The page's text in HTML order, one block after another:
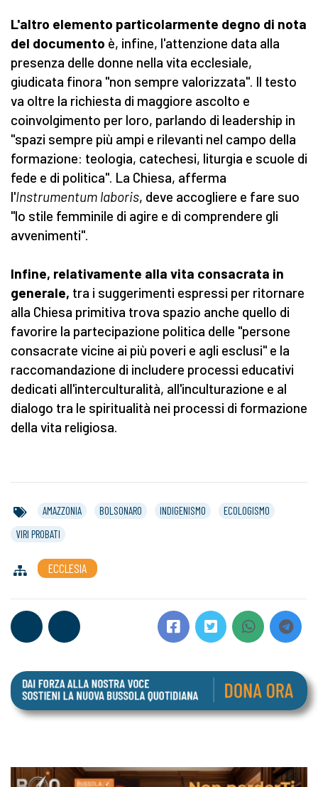
L'altro elemento particolarmente degno di nota
del documento è, infine, l'attenzione data alla
presenza delle donne nella vita ecclesiale,
giudicata finora "non sempre valorizzata". Il testo
va oltre la richiesta di maggiore ascolto e
coinvolgimento per loro, parlando di leadership in
"spazi sempre più ampi e rilevanti nel campo della
formazione: teologia, catechesi, liturgia e scuole di
fede e di politica". La Chiesa, afferma
l'Instrumentum laboris, deve accogliere e fare suo
"lo stile femminile di agire e di comprendere gli
avvenimenti".
Infine, relativamente alla vita consacrata in
generale, tra i suggerimenti espressi per ritornare
alla Chiesa primitiva trova spazio anche quello di
favorire la partecipazione politica delle "persone
consacrate vicine ai più poveri e agli esclusi" e la
raccomandazione di includere processi educativi
dedicati all'interculturalità, all'inculturazione e al
dialogo tra le spiritualità nei processi di formazione
della vita religiosa.
AMAZZONIA BOLSONARO INDIGENISMO
ECOLOGISMO
VIRI PROBATI
ECCLESIA